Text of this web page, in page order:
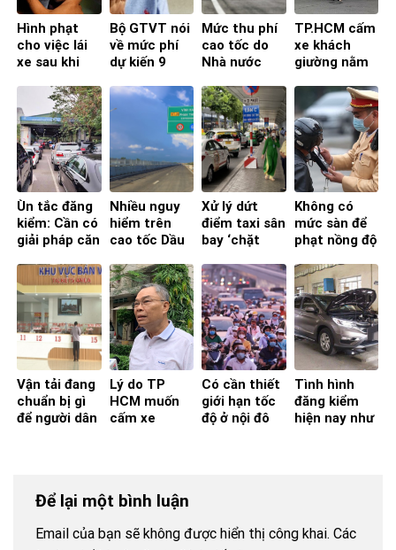
Hình phạt
cho việc lái
xe sau khi
bia tại các
quốc gia trên
thế giới
Bộ GTVT nói
về mức phí
dự kiến 9
cao tốc
Mức thu phí
cao tốc do
Nhà nước
vừa phải
TP.HCM cấm
xe khách
giường nằm
Doanh
nghiệp, hiệp
hội nói gì?
Ùn tắc đăng
kiểm: Cần có
giải pháp căn
gỡ cho
doanh
nghiệp
Nhiều nguy
hiểm trên
cao tốc Dầu
Thiết – Vĩnh
Hảo
Xử lý dứt
điểm taxi sân
bay ‘chặt
‘bắt cóc bỏ
dĩa’
Không có
mức sàn để
phạt nồng độ
ổn
Vận tải đang
chuẩn bị gì
để người dân
Lý do TP
HCM muốn
cấm xe
Có cần thiết
giới hạn tốc
độ ở nội đô
Tình hình
đăng kiểm
hiện nay như
Để lại một bình luận
Email của bạn sẽ không được hiển thị công khai. Các